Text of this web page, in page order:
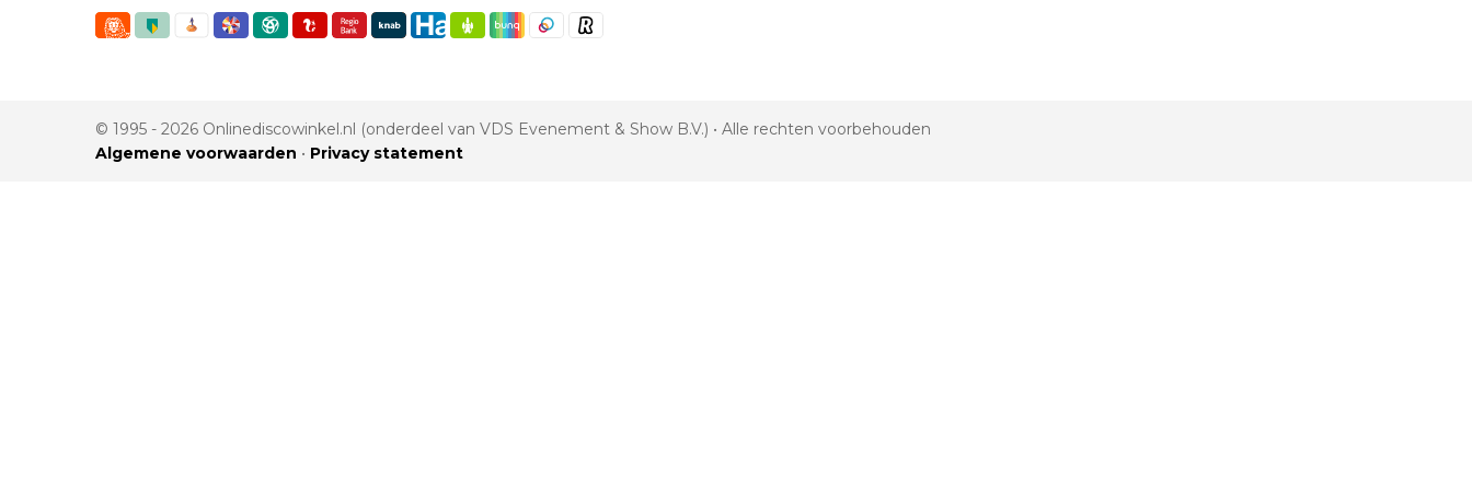
© 1995 - 2026 Onlinediscowinkel.nl (onderdeel van VDS Evenement & Show B.V.) • Alle rechten voorbehouden
Algemene voorwaarden • Privacy statement